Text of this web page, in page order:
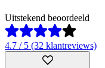
Uitstekend beoordeeld
4.7 / 5 (32 klantreviews)